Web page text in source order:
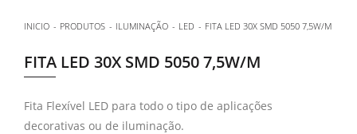
INICIO PRODUTOS ILUMINAÇÃO LED FITA LED 30X SMD 5050 7,5W/M
FITA LED 30X SMD 5050 7,5W/M
Fita Flexível LED para todo o tipo de aplicações
decorativas ou de iluminação.